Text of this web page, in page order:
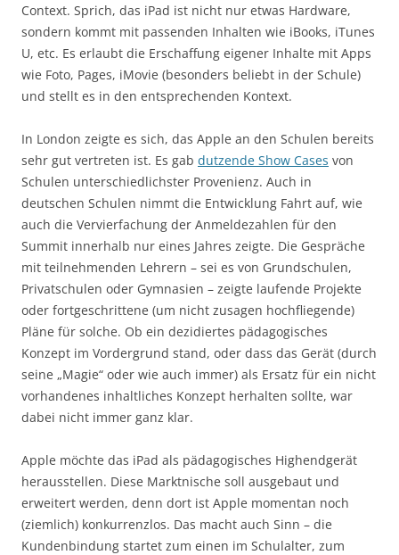
Context. Sprich, das iPad ist nicht nur etwas Hardware,
sondern kommt mit passenden Inhalten wie iBooks, iTunes
U, etc. Es erlaubt die Erschaffung eigener Inhalte mit Apps
wie Foto, Pages, iMovie (besonders beliebt in der Schule)
und stellt es in den entsprechenden Kontext.
In London zeigte es sich, das Apple an den Schulen bereits
sehr gut vertreten ist. Es gab dutzende Show Cases von
Schulen unterschiedlichster Provenienz. Auch in
deutschen Schulen nimmt die Entwicklung Fahrt auf, wie
auch die Vervierfachung der Anmeldezahlen für den
Summit innerhalb nur eines Jahres zeigte. Die Gespräche
mit teilnehmenden Lehrern – sei es von Grundschulen,
Privatschulen oder Gymnasien – zeigte laufende Projekte
oder fortgeschrittene (um nicht zusagen hochfliegende)
Pläne für solche. Ob ein dezidiertes pädagogisches
Konzept im Vordergrund stand, oder dass das Gerät (durch
seine „Magie“ oder wie auch immer) als Ersatz für ein nicht
vorhandenes inhaltliches Konzept herhalten sollte, war
dabei nicht immer ganz klar.
Apple möchte das iPad als pädagogisches Highendgerät
herausstellen. Diese Marktnische soll ausgebaut und
erweitert werden, denn dort ist Apple momentan noch
(ziemlich) konkurrenzlos. Das macht auch Sinn – die
Kundenbindung startet zum einen im Schulalter, zum